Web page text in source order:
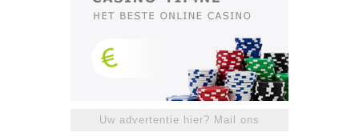
Uw advertentie hier? Mail ons